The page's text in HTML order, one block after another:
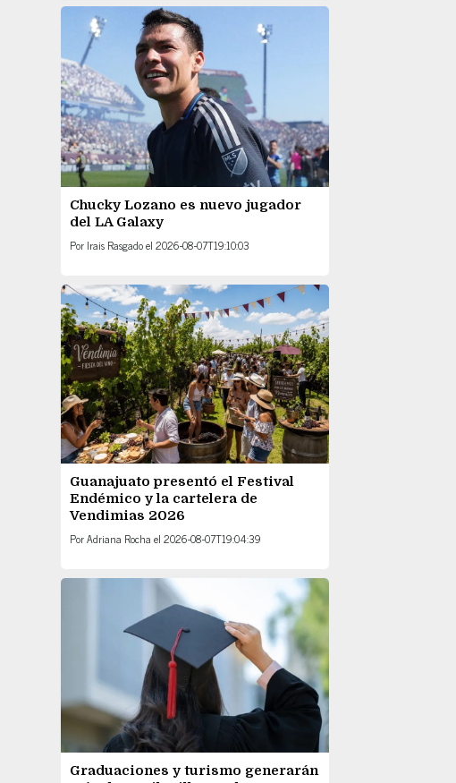
Chucky Lozano es nuevo jugador
del LA Galaxy
Por Irais Rasgadoel 2026-08-07T19:10:03
Guanajuato presentó el Festival
Endémico y la cartelera de
Vendimias 2026
PorAdriana Rocha el 2026-08-07T19:04:39
Graduaciones y turismo generarán